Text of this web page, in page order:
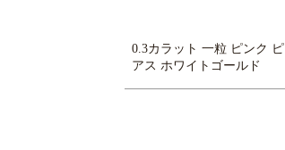
0.3カラット 一粒 ピンク ピ
アス ホワイトゴールド